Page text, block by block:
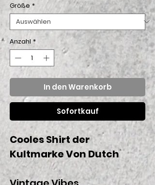
Größe *
Anzahl *
In den Warenkorb
Sofortkauf
Cooles Shirt der
Kultmarke Von Dutch